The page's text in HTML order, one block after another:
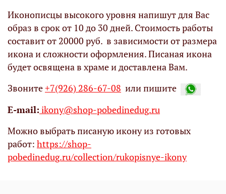
Иконописцы высокого уровня напишут для Вас
образ в срок от 10 до 30 дней. Стоимость работы
составит от 20000 руб. в зависимости от размера
икона и сложности оформления. Писаная икона
будет освящена в храме и доставлена Вам.
Звоните+7(926) 286-67-08 или пишите
Е-mail: ikony@shop-pobedinedug.ru
Можно выбрать писаную икону из готовых
работ: https://shop-
pobedinedug.ru/collection/rukopisnye-ikony